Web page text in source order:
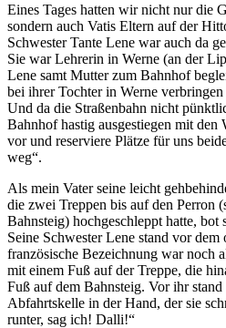
Eines Tages hatten wir nicht nur die
sondern auch Vatis Eltern auf der
Schwester Tante Lene war auch da
Sie war Lehrerin in Werne (an der
Lene samt Mutter zum Bahnhof
bei ihrer Tochter in Werne
Und da die Straßenbahn nicht
Bahnhof hastig ausgestiegen mit den
vor und reserviere Plätze für uns
weg .
Als mein Vater seine leicht
die zwei Treppen bis auf den Perron
Bahnsteig) hochgeschleppt hatte,
Seine Schwester Lene stand vor
französische Bezeichnung war noch
mit einem Fuß auf der Treppe, die
Fuß auf dem Bahnsteig. Vor ihr
Abfahrtskelle in der Hand, der sie
runter, sag ich! Dalli!